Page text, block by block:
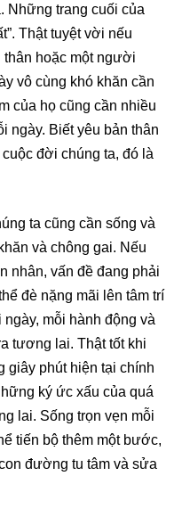
Những trang cuối của
Thật tuyệt vời nếu
hoặc một người
vô cùng khó khăn cần
của họ cũng cần nhiều
ngày. Biết yêu bản thân
đời chúng ta, đó là
ta cũng cần sống và
và chông gai. Nếu
nhân, vấn đề đang phải
đè nặng mãi lên tâm trí
mỗi hành động và
tương lai. Thật tốt khi
giây phút hiện tại chính
ký ức xấu của quá
lai. Sống trọn vẹn mỗi
tiến bộ thêm một bước,
đường tu tâm và sửa